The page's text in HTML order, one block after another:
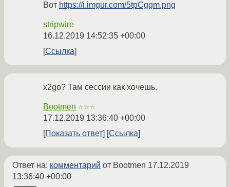
Вот https://i.imgur.com/5tpCggm.png
stripwire
16.12.2019 14:52:35 +00:00
Ссылка
x2go? Там сессии как хочешь.
Bootmen ☆☆☆
17.12.2019 13:36:40 +00:00
Показать ответ
Ссылка
Ответ на: комментарий от Bootmen 17.12.2019
13:36:40 +00:00